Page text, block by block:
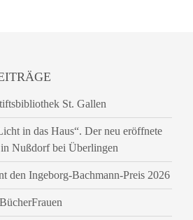
St. Gallen
in das Haus“. Der neu eröffnete
Nußdorf bei Überlingen
den Ingeborg-Bachmann-Preis 2026